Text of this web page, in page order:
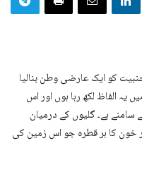
کو ایک عارضی وطن بنالیا
یہ الفاظ لکھ رہا ہوں اور اس
ہے۔ گلیوں کے درمیان
خون کا ہر قطرہ جو اس زمین کی